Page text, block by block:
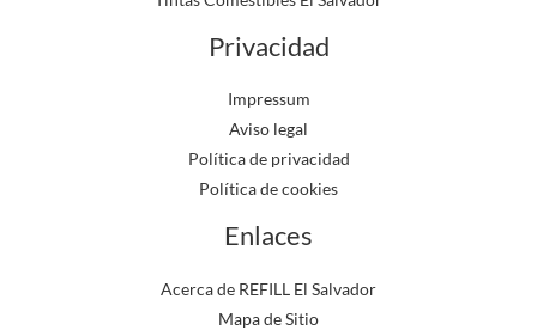
Privacidad
Impressum
Aviso legal
Política de privacidad
Política de cookies
Enlaces
Acerca de REFILL El Salvador
Mapa de Sitio